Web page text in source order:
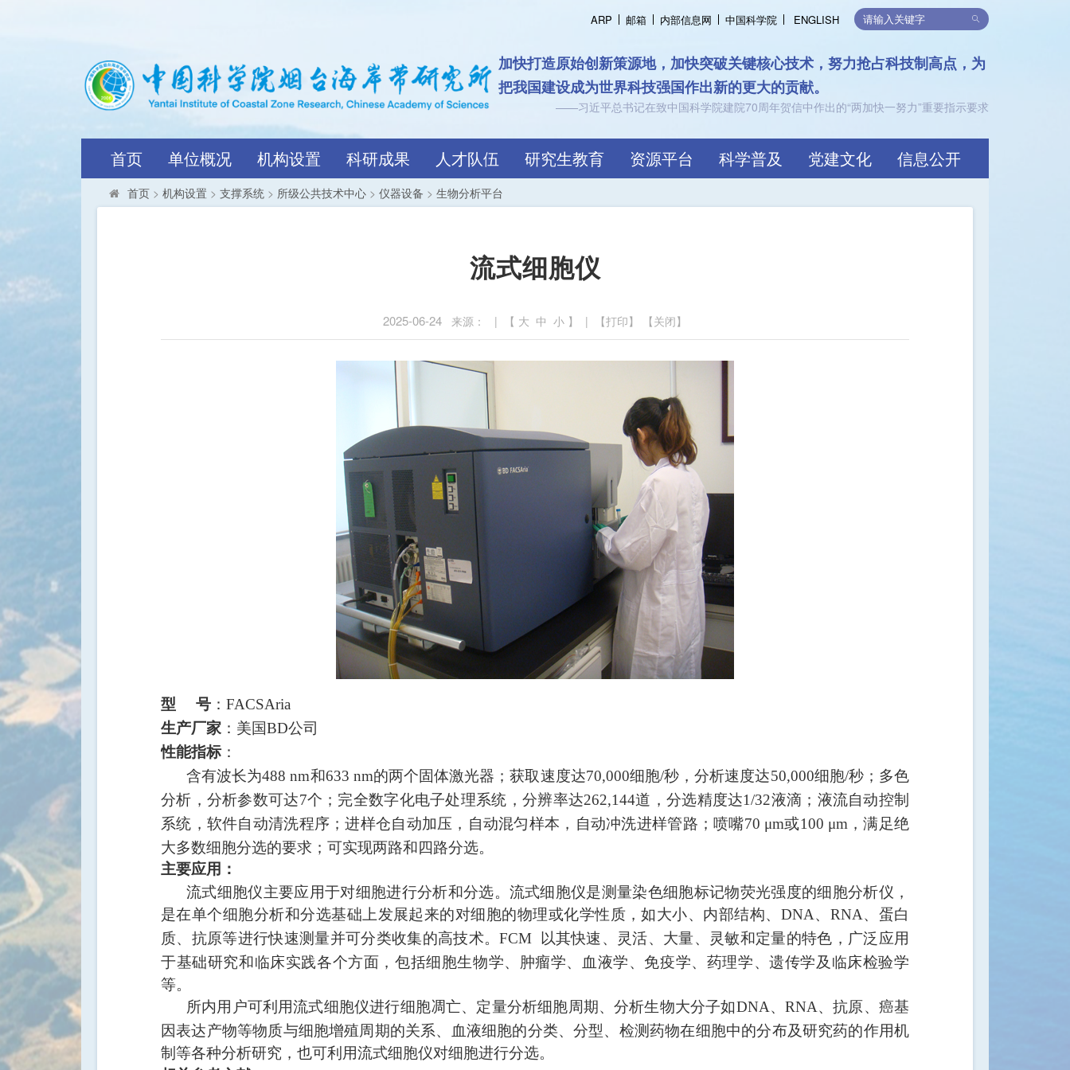
ARP 邮箱 内部信息网 中国科学院 ENGLISH
认知海岸带规律，支持可持续发展
跨越界限，共创价值
首页 单位概况 机构设置 科研成果 人才队伍 研究生教育 资源平台 科学普及 党建文化 信息公开
首页 > 机构设置 > 支撑系统 > 所级公共技术中心 > 仪器设备 > 生物分析平台
流式细胞仪
2025-06-24 来源： | 【 大 中 小 】 | 【打印】 【关闭】
型 号 ： FACSAria
生产厂家 ：美国BD公司
性能指标：
含有波长为488 nm和633 nm的两个固体激光器；获取速度达70,000细胞/秒，分析速度达50,000细胞/秒；多色
分析，分析参数可达7个；完全数字化电子处理系统，分辨率达262,144道，分选精度达1/32液滴；液流自动控制
系统，软件自动清洗程序；进样仓自动加压，自动混匀样本，自动冲洗进样管路；喷嘴70 μm或100 μm ，满足绝
大多数细胞分选的要求；可实现两路和四路分选。
主要应用：
流式细胞仪主要应用于对细胞进行分析和分选。流式细胞仪是测量染色细胞标记物荧光强度的细胞分析仪，
是在单个细胞分析和分选基础上发展起来的对细胞的物理或化学性质，如大小、内部结构、
DNA、 RNA、蛋白
质、抗原等进行快速测量并可分类收集的高技术。FCM 以其快速、灵活、大量、灵敏和定量的特色，广泛应用
于基础研究和临床实践各个方面，包括细胞生物学、肿瘤学、血液学、免疫学、药理学、遗传学及临床检验学
等。
所内用户可利用流式细胞仪进行细胞凋亡、定量分析细胞周期、分析生物大分子如DNA、 RNA、抗原、癌基
因表达产物等物质与细胞增殖周期的关系、血液细胞的分类、分型、检测药物在细胞中的分布及研究药的作用机
制等各种分析研究，也可利用流式细胞仪对细胞进行分选。